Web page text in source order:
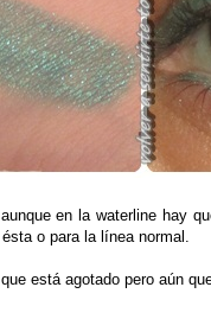
en la waterline hay
o para la línea normal.
está agotado pero aún